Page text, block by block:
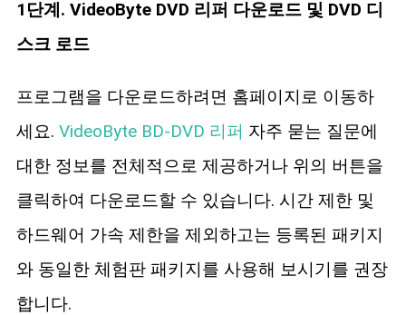
1단계. VideoByte DVD 리퍼 다운로드 및 DVD 디
스크 로드
프로그램을 다운로드하려면 홈페이지로 이동하
세요. VideoByte BD-DVD 리퍼 자주 묻는 질문에
대한 정보를 전체적으로 제공하거나 위의 버튼을
클릭하여 다운로드할 수 있습니다. 시간 제한 및
하드웨어 가속 제한을 제외하고는 등록된 패키지
와 동일한 체험판 패키지를 사용해 보시기를 권장
합니다.